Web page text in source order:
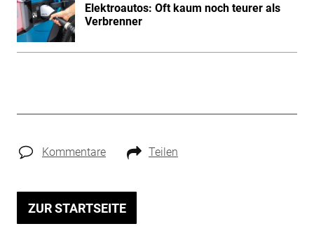
Elektroautos: Oft kaum noch teurer als
Verbrenner
Kommentare Teilen
ZUR STARTSEITE